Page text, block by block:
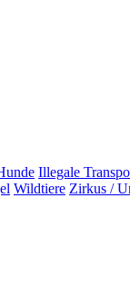
Illegale
Wildtiere Zirkus /